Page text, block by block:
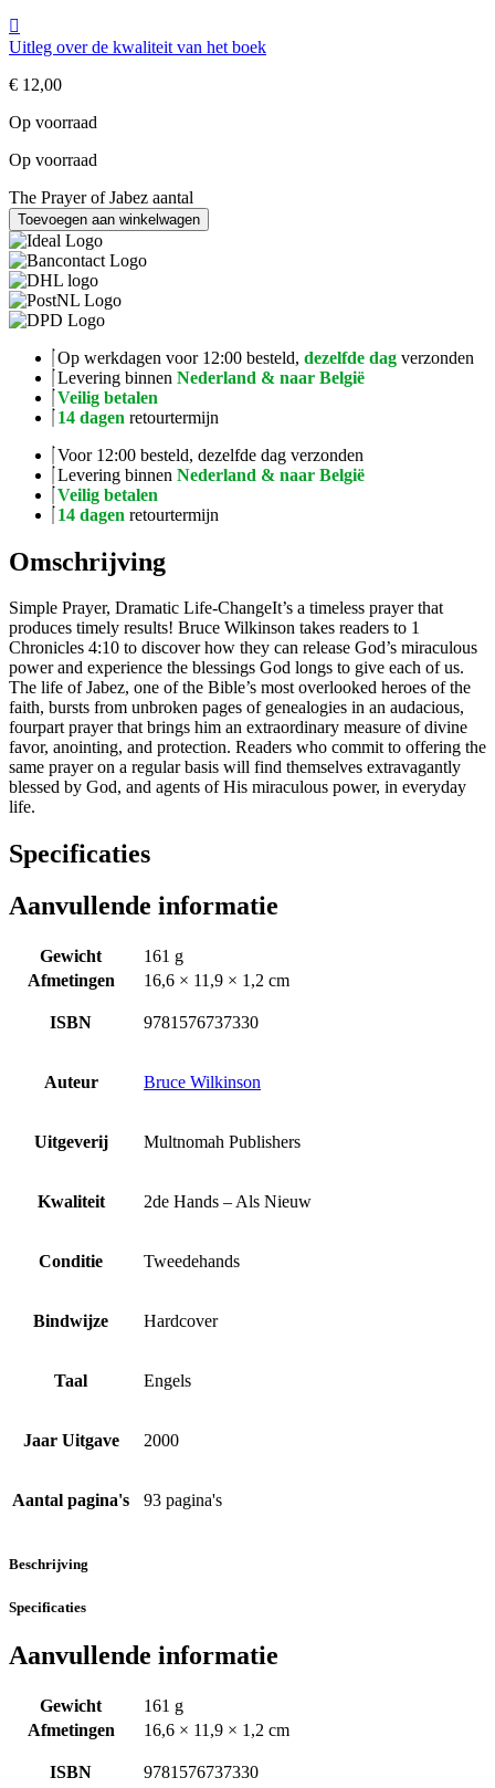
Uitleg over de kwaliteit van het boek
€ 12,00
Op voorraad
Op voorraad
The Prayer of Jabez aantal
Toevoegen aan winkelwagen
Op werkdagen voor 12:00 besteld, dezelfde dag verzonden
Levering binnen Nederland & naar België
Veilig betalen
14 dagen retourtermijn
Voor 12:00 besteld, dezelfde dag verzonden
Levering binnen Nederland & naar België
Veilig betalen
14 dagen retourtermijn
Omschrijving
Simple Prayer, Dramatic Life-ChangeIt’s a timeless prayer that
produces timely results! Bruce Wilkinson takes readers to 1
Chronicles 4:10 to discover how they can release God’s miraculous
power and experience the blessings God longs to give each of us.
The life of Jabez, one of the Bible’s most overlooked heroes of the
faith, bursts from unbroken pages of genealogies in an audacious,
fourpart prayer that brings him an extraordinary measure of divine
favor, anointing, and protection. Readers who commit to offering the
same prayer on a regular basis will find themselves extravagantly
blessed by God, and agents of His miraculous power, in everyday
life.
Specificaties
Aanvullende informatie
Gewicht
161 g
Afmetingen
16,6 × 11,9 × 1,2 cm
ISBN 9781576737330
Auteur Bruce Wilkinson
Uitgeverij Multnomah Publishers
Kwaliteit 2de Hands – Als Nieuw
Conditie Tweedehands
Bindwijze Hardcover
Taal Engels
Jaar Uitgave 2000
Aantal pagina's 93 pagina's
Beschrijving
Specificaties
Aanvullende informatie
Gewicht
161 g
Afmetingen
16,6 × 11,9 × 1,2 cm
ISBN 9781576737330